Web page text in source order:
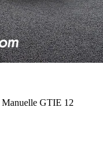
Manuelle GTIE 12